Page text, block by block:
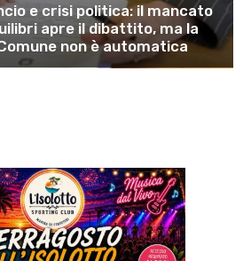
e crisi politica: il mancato
apre il dibattito, ma la
non è automatica